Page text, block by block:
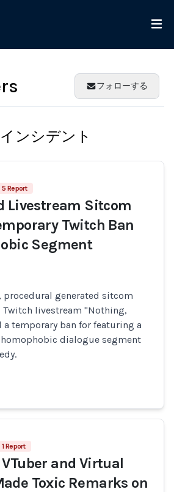
フォローする
ンシデント
5 Report
Livestream Sitcom
Twitch Ban
Segment
procedural generated sitcom
Twitch livestream "Nothing,
a temporary ban for featuring a
dialogue segment
1 Report
and Virtual
Toxic Remarks on